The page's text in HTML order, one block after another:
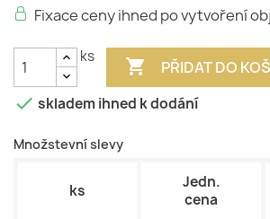
Fixace ceny ihned po vytvoření
ks  PŘIDAT DO
 skladem ihned k dodání
Množstevní slevy
ks
Jedn.
cena